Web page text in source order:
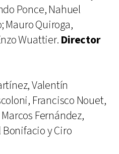
Ponce, Nahuel
Mauro Quiroga,
Wuattier. Director
Valentín
Francisco Nouet,
Fernández,
Bonifacio y Ciro